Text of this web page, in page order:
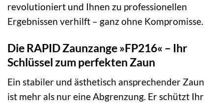
revolutioniert und Ihnen zu professionellen
Ergebnissen verhilft – ganz ohne Kompromisse.
Die RAPID Zaunzange »FP216« – Ihr
Schlüssel zum perfekten Zaun
Ein stabiler und ästhetisch ansprechender Zaun
ist mehr als nur eine Abgrenzung. Er schützt Ihr